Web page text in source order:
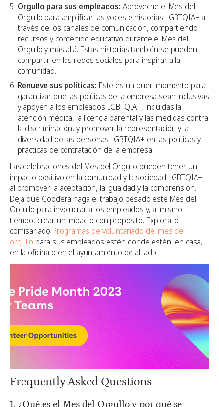
Orgullo para sus empleados: Aproveche el Mes del
Orgullo para amplificar las voces e historias LGBTQIA+ a
través de los canales de comunicación, compartiendo
recursos y contenido educativo durante el Mes del
Orgullo y más allá. Estas historias también se pueden
compartir en las redes sociales para inspirar a la
comunidad.
Renueve sus políticas: Este es un buen momento para
garantizar que las políticas de la empresa sean inclusivas
y apoyen a los empleados LGBTQIA+, incluidas la
atención médica, la licencia parental y las medidas contra
la discriminación, y promover la representación y la
diversidad de las personas LGBTQIA+ en las políticas y
prácticas de contratación de la empresa.
Las celebraciones del Mes del Orgullo pueden tener un
impacto positivo en la comunidad y la sociedad LGBTQIA+
al promover la aceptación, la igualdad y la comprensión.
Deja que Goodera haga el trabajo pesado este Mes del
Orgullo para involucrar a los empleados y, al mismo
tiempo, crear un impacto con propósito. Explora lo
comisariado Programas de voluntariado del mes del
orgullo para sus empleados estén donde estén, en casa,
en la oficina o en el ayuntamiento de al lado.
Frequently Asked Questions
1. ¿Qué es el Mes del Orgullo y por qué se